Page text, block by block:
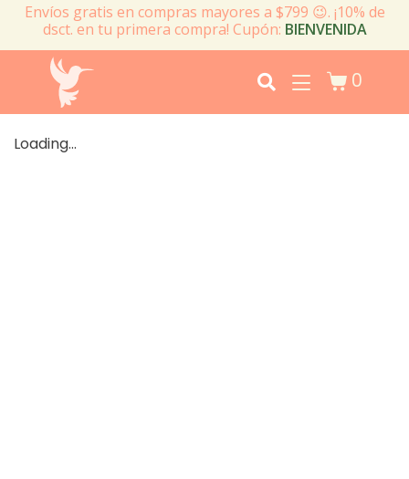
Envíos gratis en compras mayores a $799 😉. ¡10% de
dsct. en tu primera compra! Cupón: BIENVENIDA
0
Loading...